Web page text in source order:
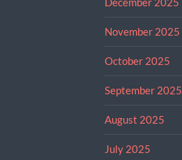
November 2025
October 2025
September 2025
August 2025
July 2025